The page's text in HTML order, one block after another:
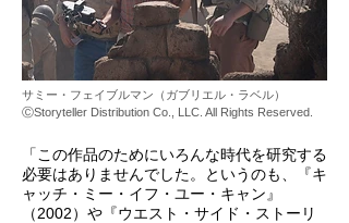
サミー・フェイブルマン（ガブリエル・ラベル）
ⒸStoryteller Distribution Co., LLC. All Rights Reserved.
「この作品のためにいろんな時代を研究する
必要はありませんでした。というのも、『キ
ャッチ・ミー・イフ・ユー・キャン』
（2002）や『ウエスト・サイド・ストーリ